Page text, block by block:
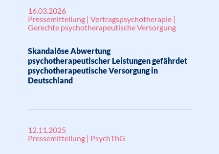
16.03.2026
Pressemitteilung | Vertragspsychotherapie |
Gerechte psychotherapeutische Versorgung
Skandalöse Abwertung
psychotherapeutischer Leistungen gefährdet
psychotherapeutische Versorgung in
Deutschland
12.11.2025
Pressemitteilung | PsychThG